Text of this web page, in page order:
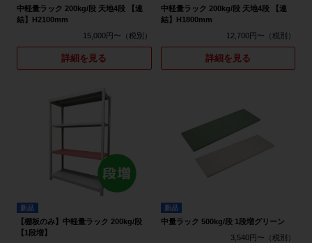
中軽量ラック 200kg/段 天地4段 【連
結】H2100mm
15,000円〜
詳細を見る
中軽量ラック 200kg/段 天地4段 【連
結】H1800mm
12,700円〜
詳細を見る
新品
【棚板のみ】中軽量ラック 200kg/段
【1段増】
新品
中量ラック 500kg/段 1段増グリーン
3,540円〜